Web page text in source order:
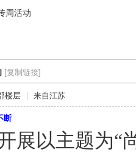
周活动
[复制链接]
楼层 来自江苏
断
展以主题为“